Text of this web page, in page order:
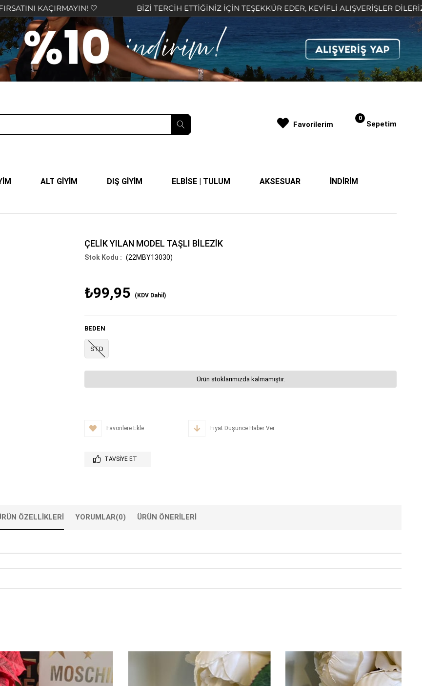
🤍 BİZİ TERCİH ETTİĞİNİZ İÇİN TEŞEKKÜR EDER, KEYİFLİ ALIŞVERİŞLER DİLERİZ 🤍
Sepetim
0
ALT GİYİM DIŞ GİYİM ELBİSE | TULUM AKSESUAR İNDİRİM
Favorilerim
ÇELİK YILAN MODEL TAŞLI BİLEZİK
(22MBY13030)
₺99,95 (KDV Dahil)
BEDEN
STD
Ürün stoklarımızda kalmamıştır.
Favorilere Ekle Fiyat Düşünce Haber Ver
TAVSIYE ET
ÖZELLIKLERI YORUMLAR(0) ÜRÜN ÖNERILERI